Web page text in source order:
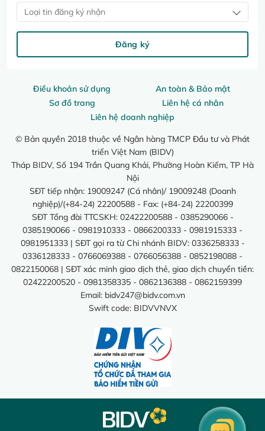
Điều khoản sử dụng
An toàn & Bảo mật
Sơ đồ trang
Liên hệ cá nhân
Liên hệ doanh nghiệp
© Bản quyền 2018 thuộc về Ngân hàng TMCP Đầu tư và Phát
triển Việt Nam (BIDV)
Tháp BIDV, Số 194 Trần Quang Khải, Phường Hoàn Kiếm, TP Hà
Nội
SĐT tiếp nhận: 19009247 (Cá nhân)/ 19009248 (Doanh
nghiệp)/(+84-24) 22200588 - Fax: (+84-24) 22200399
SĐT Tổng đài TTCSKH: 02422200588 - 0385290066 -
0385190066 - 0981910333 - 0866200333 - 0981915333 -
0981951333 | SĐT gọi ra từ Chi nhánh BIDV: 0336258333 -
0336128333 - 0766069388 - 0766056388 - 0852198088 -
0822150068 | SĐT xác minh giao dịch thẻ, giao dịch chuyển tiền:
02422200520 - 0981358335 - 0862136388 - 0862159399
Email: bidv247@bidv.com.vn
Swift code: BIDVVNVX
Loại tin đăng ký nhận
Đăng ký